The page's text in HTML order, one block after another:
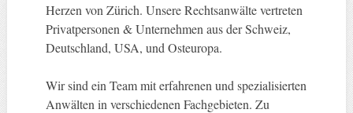
Herzen von Zürich. Unsere Rechtsanwälte vertreten
Privatpersonen & Unternehmen aus der Schweiz,
Deutschland, USA, und Osteuropa.
Wir sind ein Team mit erfahrenen und spezialisierten
Anwälten in verschiedenen Fachgebieten. Zu